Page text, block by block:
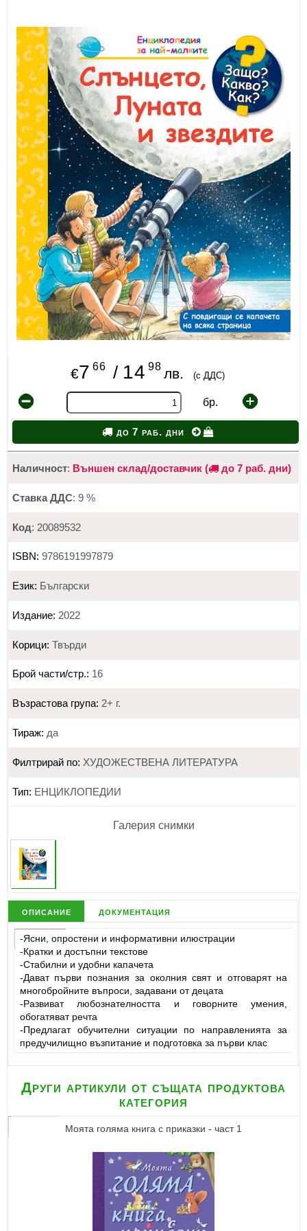
СПОРТ
МЕБЕЛИ И ОБОРУДВАНЕ
КАНЦЕЛАРСКИ МАТЕРИАЛИ
КНИГИ И УЧЕБНИЦИ
БДП
НОВИ
ПРОМОЦИИ
S.T.E.M.
ИНСТРУМЕНТИ
€7 66 / 14 98 лв. (с ДДС)
бр.
до 7 раб. дни
Наличност: Външен склад/доставчик ( до 7 раб. дни)
Ставка ДДС: 9 %
Код: 20089532
ISBN: 9786191997879
Език: Български
Издание: 2022
Корици: Твърди
Брой части/стр.: 16
Възрастова група: 2+ г.
Тираж: да
Филтрирай по: ХУДОЖЕСТВЕНА ЛИТЕРАТУРА
Тип: ЕНЦИКЛОПЕДИИ
Галерия снимки
описание документация
-Ясни, опростени и информативни илюстрации
-Кратки и достъпни текстове
-Стабилни и удобни капачета
-Дават първи познания за околния свят и отговарят на
многобройните въпроси, задавани от децата
-Развиват любознателността и говорните умения,
обогатяват речта
-Предлагат обучителни ситуации по направленията за
предучилищно възпитание и подготовка за първи клас
Други артикули от същата продуктова
категория
Моята голяма книга с приказки - част 1